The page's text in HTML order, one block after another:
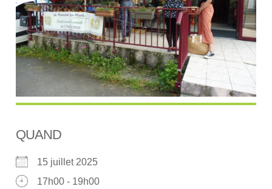
QUAND
15 juillet 2025
17h00 - 19h00